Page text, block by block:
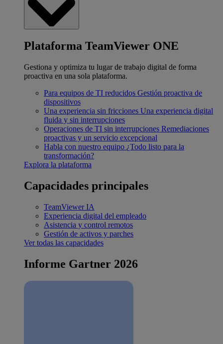
Plataforma TeamViewer ONE
Gestiona y optimiza tu lugar de trabajo digital de forma
proactiva en una sola plataforma.
Para equipos de TI reducidos Gestión proactiva de
dispositivos
Una experiencia sin fricciones Una experiencia digital
fluida y sin interrupciones
Operaciones de TI sin interrupciones Remediaciones
proactivas y un servicio excepcional
Habla con nuestro equipo ¿Todo listo para la
transformación?
Explora la plataforma
Capacidades principales
TeamViewer IA
Experiencia digital del empleado
Asistencia y control remotos
Gestión de activos y parches
Ver todas las capacidades
Informe Gartner 2026